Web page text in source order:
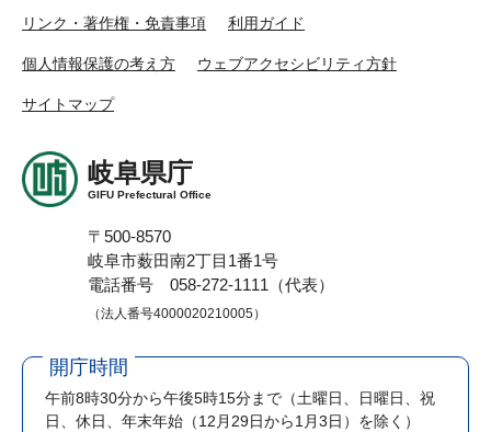
リンク・著作権・免責事項 利用ガイド
個人情報保護の考え方 ウェブアクセシビリティ方針
サイトマップ
岐阜県庁
GIFU Prefectural Office
〒500-8570
岐阜市薮田南2丁目1番1号
電話番号 058-272-1111（代表）
（法人番号4000020210005）
開庁時間
午前8時30分から午後5時15分まで （土曜日、日曜日、祝
日、休日、年末年始（12月29日から1月3日）を除く）